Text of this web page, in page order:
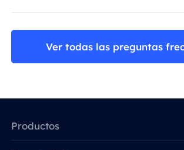
Ver todas las preguntas
Productos